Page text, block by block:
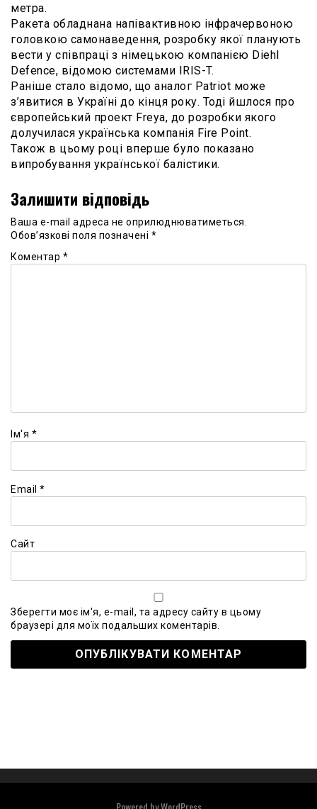
метра.
Ракета обладнана напівактивною інфрачервоною
головкою самонаведення, розробку якої планують
вести у співпраці з німецькою компанією Diehl
Defence, відомою системами IRIS-T.
Раніше стало відомо, що аналог Patriot може
з’явитися в Україні до кінця року. Тоді йшлося про
європейський проект Freya, до розробки якого
долучилася українська компанія Fire Рoint.
Також в цьому році вперше було показано
випробування української балістики.
Залишити відповідь
Ваша e-mail адреса не оприлюднюватиметься.
Обов’язкові поля позначені *
Коментар *
Ім'я *
Email *
Сайт
Зберегти моє ім'я, e-mail, та адресу сайту в цьому
браузері для моїх подальших коментарів.